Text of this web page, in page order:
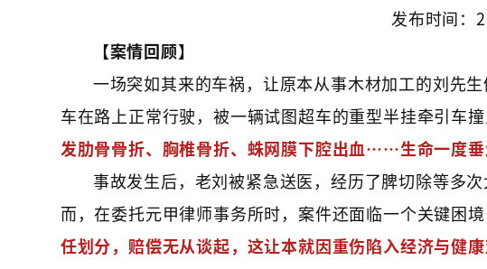
发布时间：
【案情回顾】
一场突如其来的车祸，让原本从事木材加工的刘先
车在路上正常行驶，被一辆试图超车的重型半挂牵引车
发肋骨骨折、胸椎骨折、蛛网膜下腔出血……生命一度垂
事故发生后，老刘被紧急送医，经历了脾切除等多
而，在委托元甲律师事务所时，案件还面临一个关键困
任划分，赔偿无从谈起，这让本就因重伤陷入经济与健康